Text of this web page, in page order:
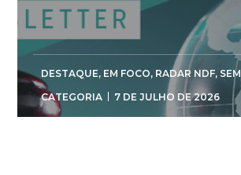
DESTAQUE, EM FOCO, RADAR NDF, SEM
CATEGORIA
7 DE JULHO DE 2026